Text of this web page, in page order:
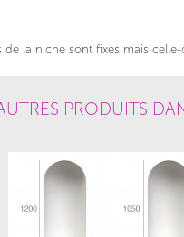
de la niche sont fixes mais
PRODUITS